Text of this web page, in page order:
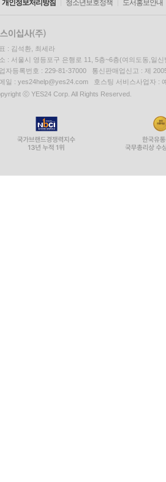
개인정보처리방침 청소년보호정책 도서홍보안내
: 김석환, 최세라
: 서울시 영등포구 은행로 11, 5층~6층(여의도동,일신
자등록번호 : 229-81-37000 통신판매업신고 : 제
일 : yes24help@yes24.com 호스팅 서비스사업자 :
ⓒ YES24 Corp. All Rights Reserved.